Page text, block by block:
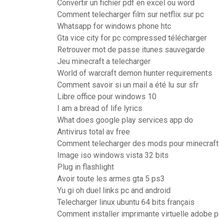
Convertir un fichier pdf en excel ou word
Comment telecharger film sur netflix sur pc
Whatsapp for windows phone htc
Gta vice city for pc compressed télécharger
Retrouver mot de passe itunes sauvegarde
Jeu minecraft a telecharger
World of warcraft demon hunter requirements
Comment savoir si un mail a été lu sur sfr
Libre office pour windows 10
I am a bread of life lyrics
What does google play services app do
Antivirus total av free
Comment telecharger des mods pour minecraft
Image iso windows vista 32 bits
Plug in flashlight
Avoir toute les armes gta 5 ps3
Yu gi oh duel links pc and android
Telecharger linux ubuntu 64 bits français
Comment installer imprimante virtuelle adobe